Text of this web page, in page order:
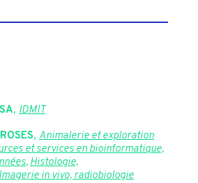
, IDMIT
, Animalerie et exploration
et services en bioinformatique,
, Histologie,
Imagerie in vivo, radiobiologie